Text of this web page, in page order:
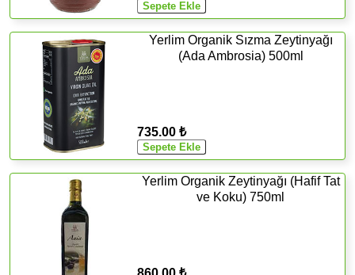
Yerlim Organik Sızma Zeytinyağı
(Ada Ambrosia) 500ml
735.00 ₺
Yerlim Organik Zeytinyağı (Hafif Tat
ve Koku) 750ml